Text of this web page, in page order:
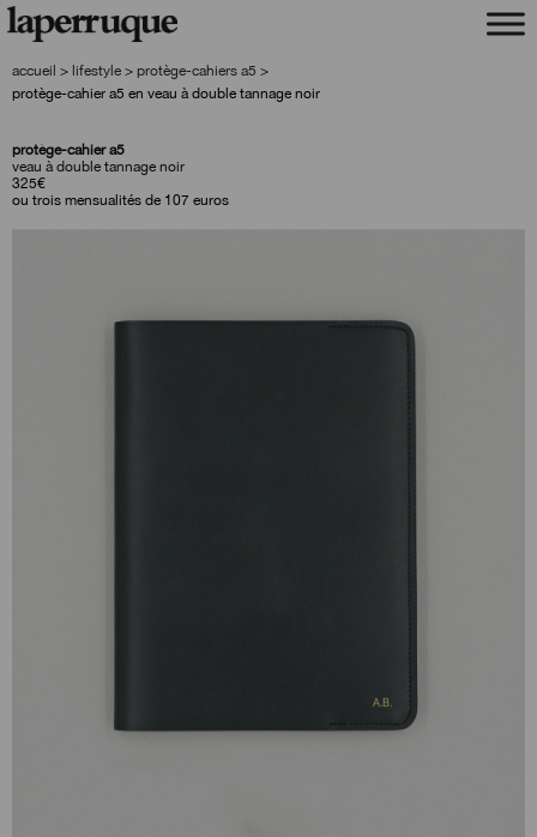
aller
navigation
aller
au
accueil > lifestyle > protège-cahiers a5 >
protège-cahier a5 en veau à double tannage noir
protège-cahier a5
veau à double tannage noir
325€
ou trois mensualités de 107 euros